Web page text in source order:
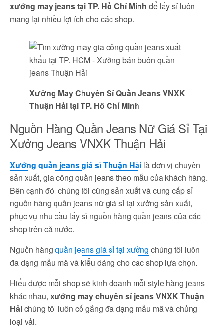
xưởng may jeans tại TP. Hồ Chí Minh để lấy sỉ luôn
mang lại nhiều lợi ích cho các shop.
Xưởng May Chuyên Sỉ Quần Jeans VNXK
Thuận Hải tại TP. Hồ Chí Minh
Nguồn Hàng Quần Jeans Nữ Giá Sỉ Tại
Xưởng Jeans VNXK Thuận Hải
Xưởng quần jeans giá sỉ Thuận Hải là đơn vị chuyên
sản xuất, gia công quần jeans theo mẫu của khách hàng.
Bên cạnh đó, chúng tôi cũng sản xuất và cung cấp sỉ
nguồn hàng quần jeans nữ giá sỉ tại xưởng sản xuất,
phục vụ nhu cầu lấy sỉ nguồn hàng quần jeans của các
shop trên cả nước.
Nguồn hàng quần jeans giá sỉ tại xưởng chúng tôi luôn
đa dạng mẫu mã và kiểu dáng cho các shop lựa chọn.
Hiểu được mỗi shop sẽ kinh doanh mỗi style hàng jeans
khác nhau, xưởng may chuyên sỉ jeans VNXK Thuận
Hảichúng tôi luôn cố gắng đa dạng mẫu mã và chủng
loại vải.